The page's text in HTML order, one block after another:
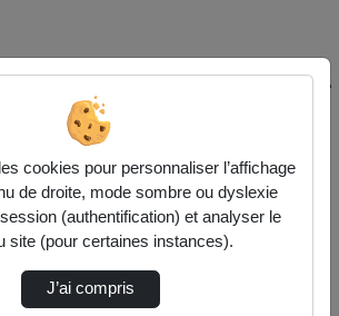
de l'université Paris
un média sur Médiathèque de l'université
cookies pour personnaliser l’affichage
de droite, mode sombre ou dyslexie
(authentification) et analyser le
site (pour certaines instances).
J’ai compris